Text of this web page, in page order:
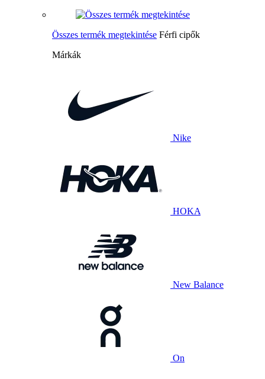
Összes termék megtekintése Férfi cipők
Márkák
Nike
HOKA
New Balance
On